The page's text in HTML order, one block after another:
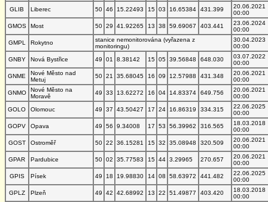
GLIB
Liberec 50 46 15.22493 15 03 16.65384 431.399
20.06.2021
00:00
GMOS
Most 50 29 41.92265 13 38 59.69067 403.441
23.06.2024
00:00
GMPL
Rokytno
stanice nemonitorována (vyřazena z
monitoringu)
30.04.2023
00:00
GNBY
Nová Bystřice 49 01 8.38142 15 05 39.56848 648.030
03.07.2022
00:00
GNME
Nové Město nad
Metuj
50 21 35.68045 16 09 12.57988 431.348
20.06.2021
00:00
GNMO
Nové Město na
Moravě
49 33 13.62272 16 04 14.83374 649.756
20.06.2021
00:00
GOLO
Olomouc 49 37 43.50427 17 24 16.86319 334.315
22.06.2025
00:00
GOPV
Opava 49 56 9.34008 17 53 56.39962 316.565
18.03.2018
00:00
GOST
Ostroměř 50 22 36.15281 15 32 35.08948 320.509
20.06.2021
00:00
GPAR
Pardubice 50 02 35.77583 15 44 3.29965 270.657
20.06.2021
00:00
GPIS
Písek 49 18 19.98830 14 08 58.63972 441.482
22.06.2025
00:00
GPLZ
Plzeň 49 42 42.68992 13 22 51.49877 403.420
18.03.2018
00:00